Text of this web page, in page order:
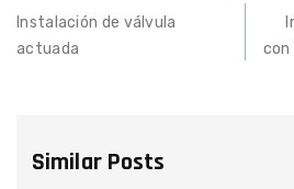
Instalación de válvula
actuada
con
Similar Posts